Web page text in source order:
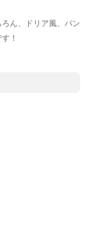
ん、ドリア風、パン
！